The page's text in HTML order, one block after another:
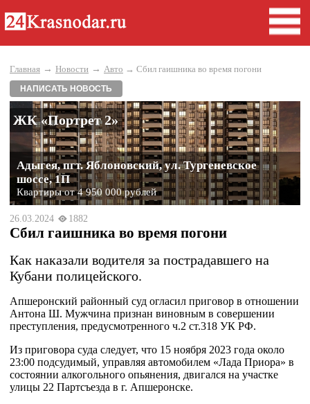
Главная → Новости → Авто → Сбил гаишника во время погони
НАПИСАТЬ НОВОСТЬ
ЖК «Портрет 2»
Адыгея, пгт. Яблоновский, ул. Тургеневское
шоссе, 1П
Квартиры от 4 950 000 рублей
26.03.2024 1882
Сбил гаишника во время погони
Как наказали водителя за пострадавшего на
Кубани полицейского.
Апшеронский районный суд огласил приговор в отношении
Антона Ш. Мужчина признан виновным в совершении
преступления, предусмотренного ч.2 ст.318 УК РФ.
Из приговора суда следует, что 15 ноября 2023 года около
23:00 подсудимый, управляя автомобилем «Лада Приора» в
состоянии алкогольного опьянения, двигался на участке
улицы 22 Партсъезда в г. Апшеронске.